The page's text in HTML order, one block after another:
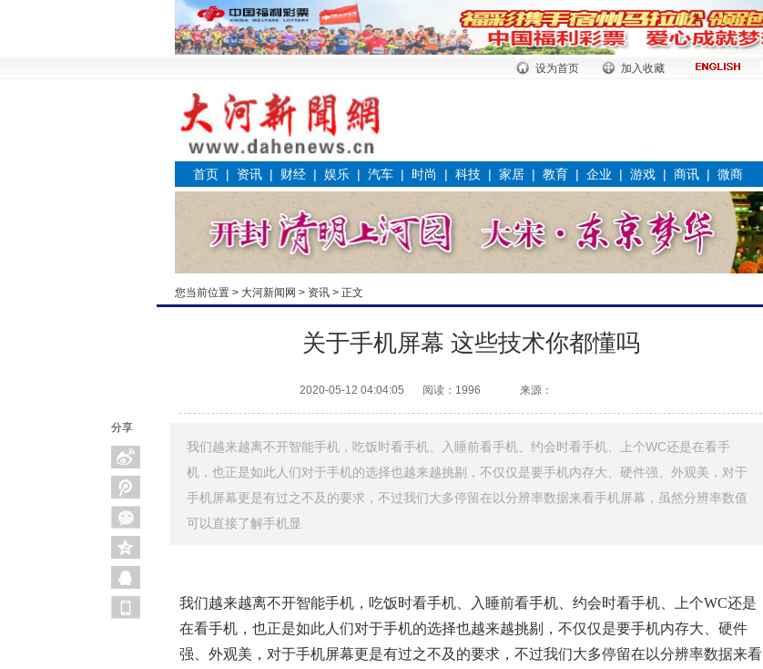
设为首页 加入收藏
首页 | 资讯 | 财经 | 娱乐 | 汽车 | 时尚 | 科技 | 家居 | 教育 | 企业 | 游戏 | 商讯 | 微商
您当前位置 > 大河新闻网 > 资讯 > 正文
分享
关于手机屏幕 这些技术你都懂吗
2020-05-12 04:04:05 阅读：1996 来源：
我们越来越离不开智能手机，吃饭时看手机、入睡前看手机、约会时看手机、上个WC还是在看手
机，也正是如此人们对于手机的选择也越来越挑剔，不仅仅是要手机内存大、硬件强、外观美，对于
手机屏幕更是有过之不及的要求，不过我们大多停留在以分辨率数据来看手机屏幕，虽然分辨率数值
可以直接了解手机显
我们越来越离不开智能手机，吃饭时看手机、入睡前看手机、约会时看手机、上个WC还是
在看手机，也正是如此人们对于手机的选择也越来越挑剔，不仅仅是要手机内存大、硬件
强、外观美，对于手机屏幕更是有过之不及的要求，不过我们大多停留在以分辨率数据来看